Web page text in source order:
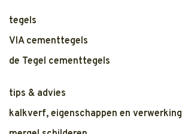
tegels
VIA cementtegels
de Tegel cementtegels
tips & advies
kalkverf, eigenschappen en verwerking